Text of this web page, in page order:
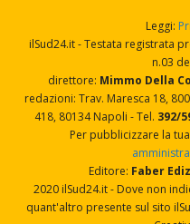
Leggi:
ilSud24.it - Testata registrata
n.03
direttore: Mimmo Della
redazioni: Trav. Maresca 18,
418, 80134 Napoli - Tel. 392/
Per pubblicizzare la
Editore: Faber
2020 ilSud24.it - Dove non
quant'altro presente sul sito